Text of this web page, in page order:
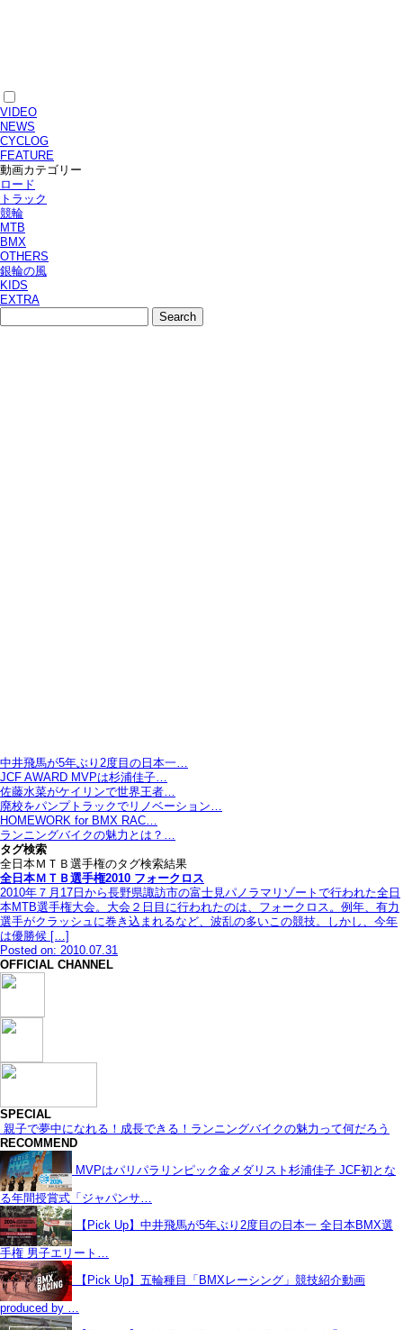
VIDEO
NEWS
CYCLOG
FEATURE
動画カテゴリー
ロード
トラック
競輪
MTB
BMX
OTHERS
銀輪の風
KIDS
EXTRA
中井飛馬が5年ぶり2度目の日本一…
JCF AWARD MVPは杉浦佳子…
佐藤水菜がケイリンで世界王者…
廃校をパンプトラックでリノベーション…
HOMEWORK for BMX RAC…
ランニングバイクの魅力とは？…
タグ検索
全日本ＭＴＢ選手権のタグ検索結果
全日本ＭＴＢ選手権2010 フォークロス
2010年７月17日から長野県諏訪市の富士見パノラマリゾートで行われた全日
本MTB選手権大会。大会２日目に行われたのは、フォークロス。例年、有力
選手がクラッシュに巻き込まれるなど、波乱の多いこの競技。しかし、今年
は優勝候 […]
Posted on: 2010.07.31
OFFICIAL CHANNEL
SPECIAL
親子で夢中になれる！成長できる！ランニングバイクの魅力って何だろう
RECOMMEND
MVPはパリパラリンピック金メダリスト杉浦佳子 JCF初とな
る年間授賞式「ジャパンサ…
【Pick Up】中井飛馬が5年ぶり2度目の日本一 全日本BMX選
手権 男子エリート…
【Pick Up】五輪種目「BMXレーシング」競技紹介動画
produced by …